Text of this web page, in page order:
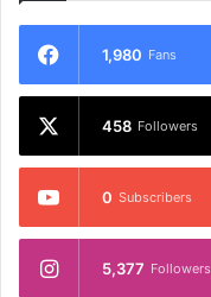
1,980 Fans
458 Followers
0 Subscribers
5,377 Followers